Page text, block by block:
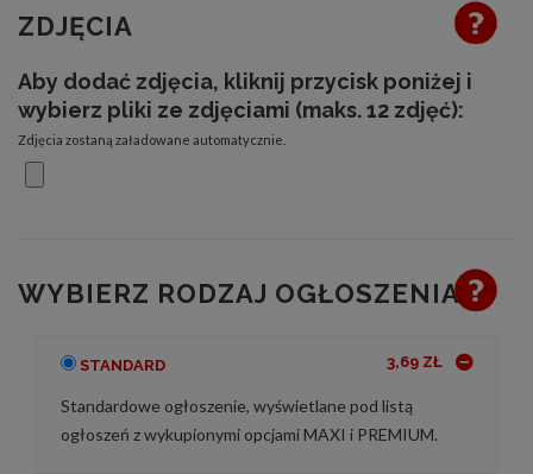
ZDJĘCIA
Aby dodać zdjęcia, kliknij przycisk poniżej i
wybierz pliki ze zdjęciami (maks. 12 zdjęć):
Zdjęcia zostaną załadowane automatycznie.
WYBIERZ RODZAJ OGŁOSZENIA
STANDARD 3,69 ZŁ
Standardowe ogłoszenie, wyświetlane pod listą
ogłoszeń z wykupionymi opcjami MAXI i PREMIUM.